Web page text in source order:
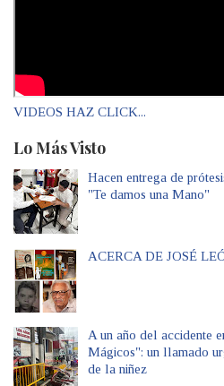
VIDEOS HAZ CLICK...
Lo Más Visto
Hacen entrega de
"Te damos una Mano"
ACERCA DE JOSÉ
A un año del accidente
Mágicos": un llamado
de la niñez